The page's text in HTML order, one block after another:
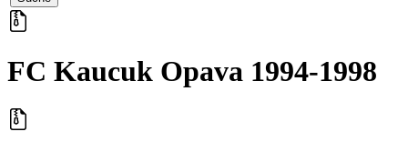
FC Kaucuk Opava 1994-1998